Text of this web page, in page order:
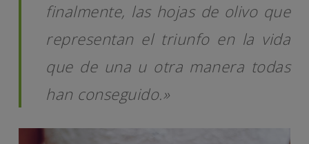
finalmente, las hojas de olivo que
representan el triunfo en la vida
que de una u otra manera todas
han conseguido.»